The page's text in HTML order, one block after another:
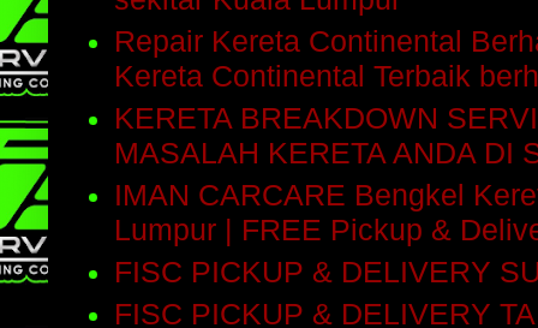
Repair Kereta Continental
Kereta Continental Terbaik
KERETA BREAKDOWN
MASALAH KERETA ANDA DI
IMAN CARCARE Bengkel
Lumpur | FREE Pickup &
FISC PICKUP & DELIVERY
FISC PICKUP & DELIVERY